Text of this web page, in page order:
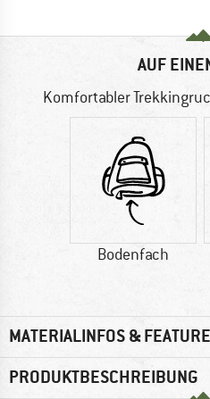
AUF
Komfortabler
Bodenfach
MATERIALINFOS &
PRODUKTBESCHREIBUNG